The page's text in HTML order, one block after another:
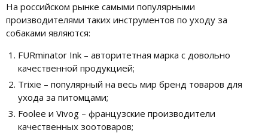
На российском рынке самыми популярными
производителями таких инструментов по уходу за
собаками являются:
FURminator Ink – авторитетная марка с довольно
качественной продукцией;
Trixie – популярный на весь мир бренд товаров для
ухода за питомцами;
Foolee и Vivog – французские производители
качественных зоотоваров;